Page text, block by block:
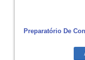
Preparatório De